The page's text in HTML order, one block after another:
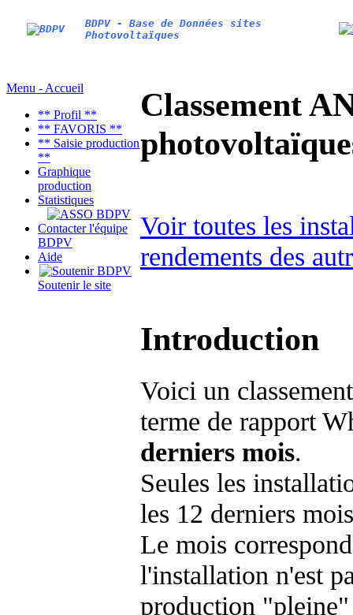
BDPV - Base de Données sites
Photovoltaïques
Menu - Accueil
** Profil **
** FAVORIS **
** Saisie production
**
Graphique
production
Statistiques
Contacter l'équipe
BDPV
Aide
Soutenir le site
Classement
Voir toutes les
rendements des
Introduction
Voici un
terme de rapport
derniers mois.
Seules les
les 12 derniers
Le mois
l'installation n'est
production "pleine"